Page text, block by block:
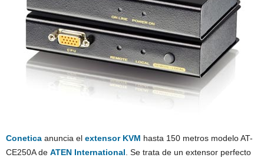
Conetica anuncia el extensor KVM hasta 150 metros modelo AT-
CE250A de ATEN International . Se trata de un extensor perfecto